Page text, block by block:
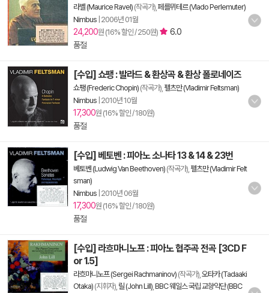
라벨 (Maurice Ravel) (작곡가), 페를뮈테르 (Vlado Perlemuter)
Nimbus 2006년 01월
24,200원 (16% 할인 / 250원)
6.0
품절
[수입] 쇼팽 : 발라드 & 환상곡 & 환상 폴로네이즈
쇼팽 (Frederic Chopin) (작곡가), 펠츠만 (Vladimir Feltsman)
Nimbus 2010년 10월
17,300원 (16% 할인 / 180원)
품절
[수입] 베토벤 : 피아노 소나타 13 & 14 & 23번
베토벤 (Ludwig Van Beethoven) (작곡가), 펠츠만 (Vladimir Felt
sman)
Nimbus 2010년 06월
17,300원 (16% 할인 / 180원)
품절
[수입] 라흐마니노프 : 피아노 협주곡 전곡 [3CD F
or 1.5]
라흐마니노프 (Sergei Rachmaninov) (작곡가), 오타카 (Tadaaki
Otaka) (지휘자), 릴 (John Lill) BBC 웨일스 국립 교향악단 (BBC